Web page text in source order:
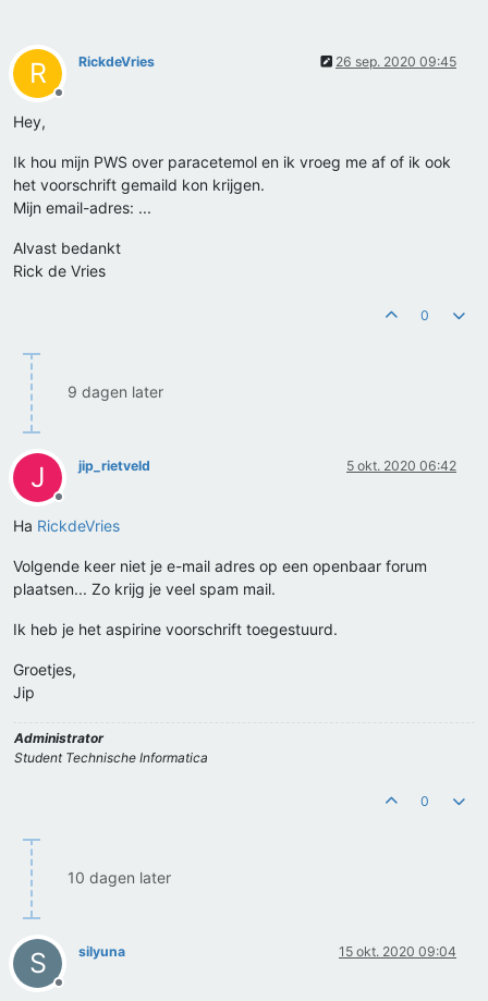
R
Offline
RickdeVries 26 sep. 2020 09:45
Hey,
Ik hou mijn PWS over paracetemol en ik vroeg me af of ik ook
het voorschrift gemaild kon krijgen.
Mijn email-adres: ...
Alvast bedankt
Rick de Vries
0
9 dagen later
J
Offline
jip_rietveld 5 okt. 2020 06:42
Ha RickdeVries
Volgende keer niet je e-mail adres op een openbaar forum
plaatsen... Zo krijg je veel spam mail.
Ik heb je het aspirine voorschrift toegestuurd.
Groetjes,
Jip
Administrator
Student Technische Informatica
0
10 dagen later
S
Offline
silyuna 15 okt. 2020 09:04